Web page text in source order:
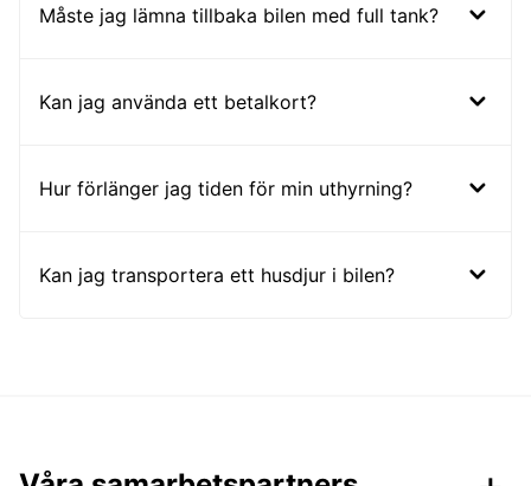
Måste jag lämna tillbaka bilen med full tank?
Kan jag använda ett betalkort?
Hur förlänger jag tiden för min uthyrning?
Kan jag transportera ett husdjur i bilen?